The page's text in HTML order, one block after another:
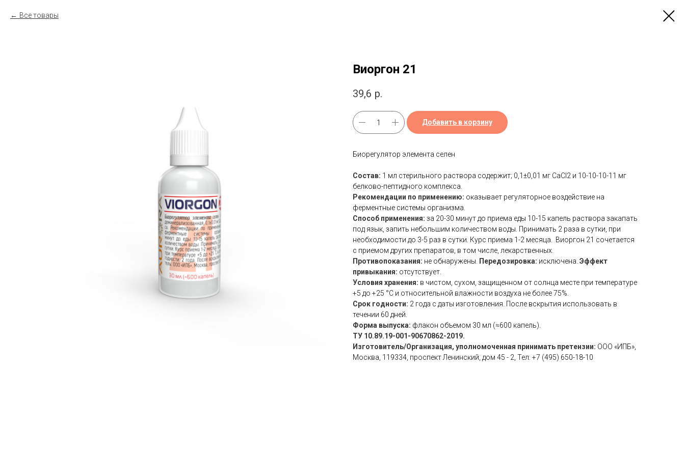
Все товары
Виоргон 21
39,6 р.
Добавить в корзину
Биорегулятор элемента селен
Состав: 1 мл стерильного раствора содержит; 0,1±0,01 мг СаСI2 и 10-10-10-11 мг
белково-пептидного комплекса.
Рекомендации по применению: оказывает регуляторное воздействие на
ферментные системы организма.
Способ применения: за 20-30 минут до приема еды 10-15 капель раствора закапать
под язык, запить небольшим количеством воды. Принимать 2 раза в сутки, при
необходимости до 3-5 раз в сутки. Курс приема 1-2 месяца. Виоргон 21 сочетается
с приемом других препаратов, в том числе, лекарственных.
Противопоказания: не обнаружены. Передозировка: исключена. Эффект
привыкания: отсутствует.
Условия хранения: в чистом, сухом, защищенном от солнца месте при температуре
+5 до +25 °С и относительной влажности воздуха не более 75%.
Срок годности: 2 года с даты изготовления. После вскрытия использовать в
течении 60 дней.
Форма выпуска: флакон объемом 30 мл (≈600 капель).
ТУ 10.89.19-001-90670862-2019.
Изготовитель/Организация, уполномоченная принимать претензии: ООО «ИПБ»,
Москва, 119334, проспект Ленинский, дом 45 - 2, Тел: +7 (495) 650-18-10